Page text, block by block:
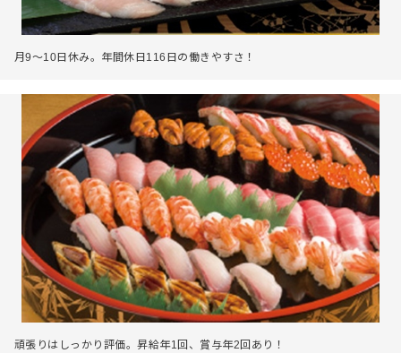
月9～10日休み。年間休日116日の働きやすさ！
頑張りはしっかり評価。昇給年1回、賞与年2回あり！